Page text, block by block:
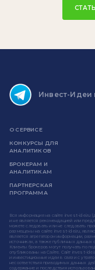
Инвест-Идеи
О СЕРВИСЕ
КОНКУРСЫ ДЛЯ
АНАЛИТИКОВ
БРОКЕРАМ И
АНАЛИТИКАМ
ПАРТНЕРСКАЯ
ПРОГРАММА
Вся информация на сайте invest-idei.ru
и не является рекомендацией или
можете следовать или не следовать
размещены на сайте invest-idei.ru,
является агрегатором информации,
источниках, а также публичных
Клиенты брокеров могут получать по
опубликованы на Сайте. Сайт invest-
и инвестиционные идеи в связи с
несоответствия приводимых данных
содержание и последствия